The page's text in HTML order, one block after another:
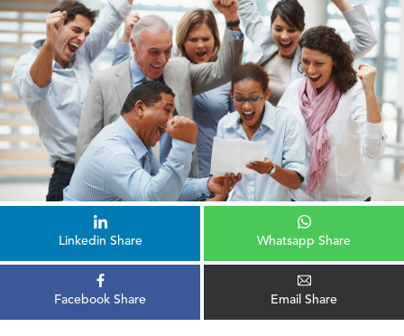
Linkedin Share Whatsapp Share
Facebook Share Email Share